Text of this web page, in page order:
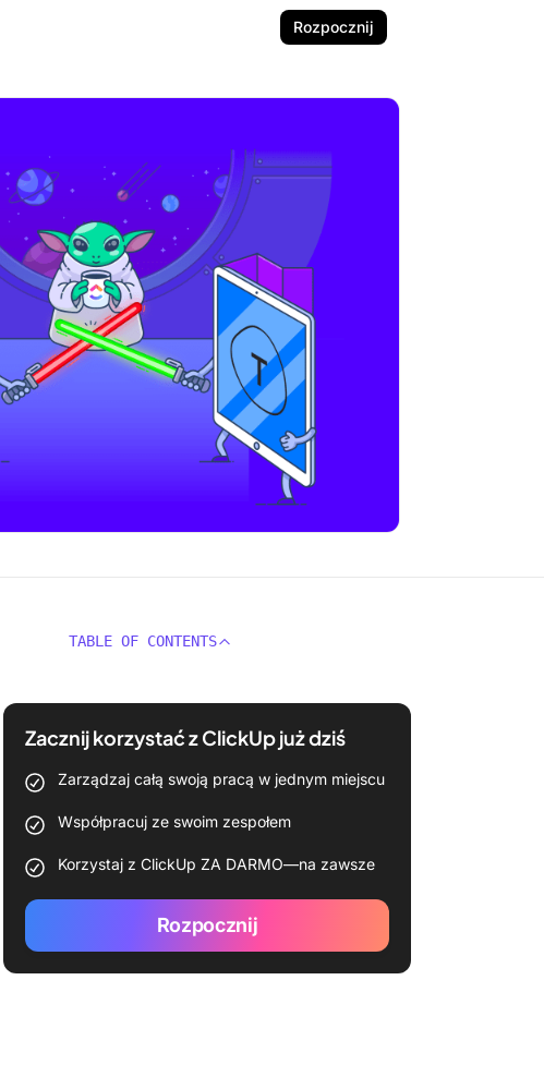
Rozpocznij
TABLE OF CONTENTS
Zacznij korzystać z ClickUp już dziś
Zarządzaj całą swoją pracą w jednym miejscu
Współpracuj ze swoim zespołem
Korzystaj z ClickUp ZA DARMO—na zawsze
Rozpocznij